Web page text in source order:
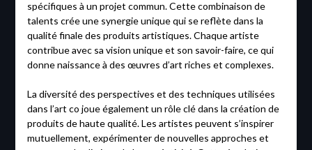
spécifiques à un projet commun. Cette combinaison de
talents crée une synergie unique qui se reflète dans la
qualité finale des produits artistiques. Chaque artiste
contribue avec sa vision unique et son savoir-faire, ce qui
donne naissance à des œuvres d’art riches et complexes.
La diversité des perspectives et des techniques utilisées
dans l’art co joue également un rôle clé dans la création de
produits de haute qualité. Les artistes peuvent s’inspirer
mutuellement, expérimenter de nouvelles approches et